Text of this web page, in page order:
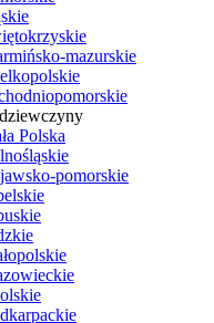
mazurskie
Polska
pomorskie